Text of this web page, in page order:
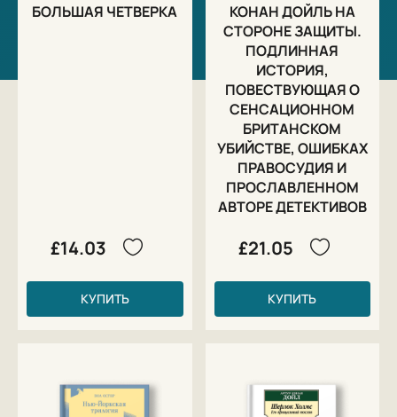
БОЛЬШАЯ ЧЕТВЕРКА
£14.03
КУПИТЬ
КОНАН ДОЙЛЬ НА
СТОРОНЕ ЗАЩИТЫ.
ПОДЛИННАЯ
ИСТОРИЯ,
ПОВЕСТВУЮЩАЯ О
СЕНСАЦИОННОМ
БРИТАНСКОМ
УБИЙСТВЕ, ОШИБКАХ
ПРАВОСУДИЯ И
ПРОСЛАВЛЕННОМ
АВТОРЕ ДЕТЕКТИВОВ
£21.05
КУПИТЬ